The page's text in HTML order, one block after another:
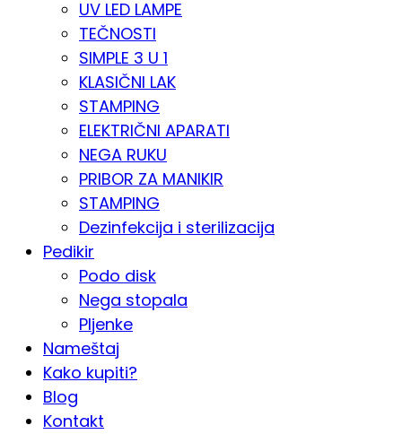
UV LED LAMPE
TEČNOSTI
SIMPLE 3 U 1
KLASIČNI LAK
STAMPING
ELEKTRIČNI APARATI
NEGA RUKU
PRIBOR ZA MANIKIR
STAMPING
Dezinfekcija i sterilizacija
Pedikir
Podo disk
Nega stopala
Pljenke
Nameštaj
Kako kupiti?
Blog
Kontakt